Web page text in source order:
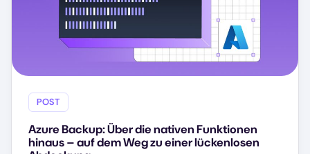
POST
Azure Backup: Über die nativen Funktionen
hinaus – auf dem Weg zu einer lückenlosen